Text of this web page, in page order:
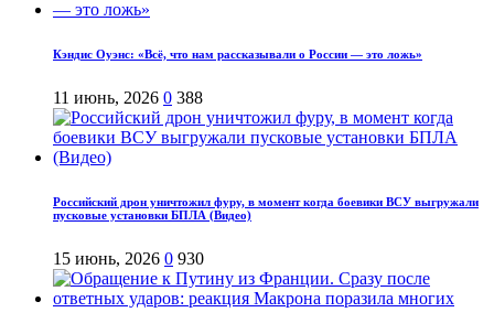
Кэндис Оуэнс: «Всё, что нам рассказывали о России — это ложь»
11 июнь, 2026 0 388
Российский дрон уничтожил фуру, в момент когда боевики ВСУ выгружали
пусковые установки БПЛА (Видео)
15 июнь, 2026 0 930